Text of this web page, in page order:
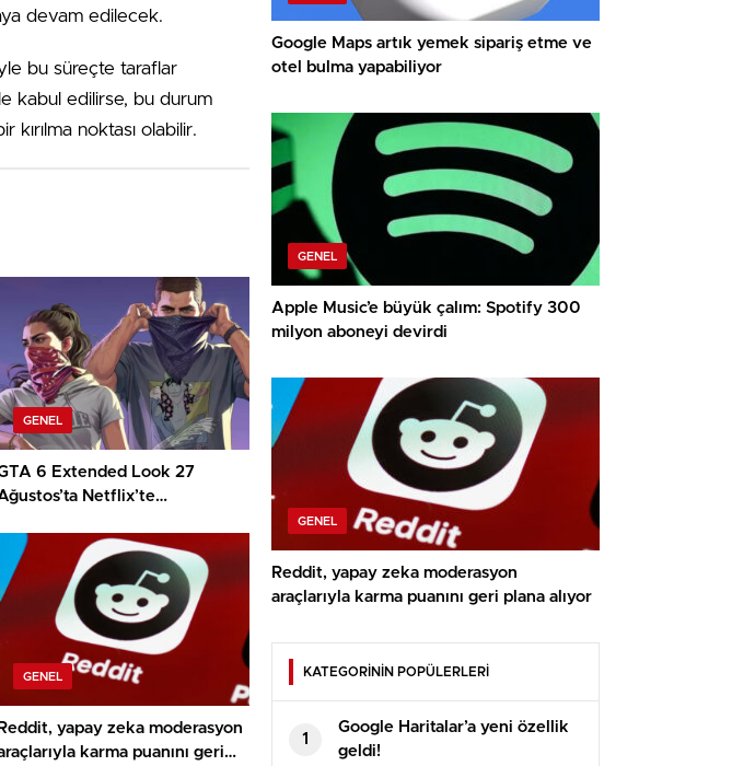
devam edilecek.
bu süreçte taraflar
kabul edilirse, bu durum
noktası olabilir.
GENEL
6 Extended Look 27
Netflix’te
GENEL
Reddit, yapay zeka moderasyon
karma puanını geri
Google Maps artık yemek sipariş etme ve
otel bulma yapabiliyor
GENEL
Apple Music’e büyük çalım: Spotify 300
milyon aboneyi devirdi
GENEL
Reddit, yapay zeka moderasyon
araçlarıyla karma puanını geri plana alıyor
KATEGORİNİN POPÜLERLERİ
1
Google Haritalar’a yeni özellik
geldi!